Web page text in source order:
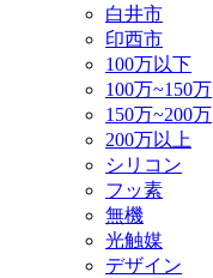
白井市
印西市
100万以下
100万~150万
150万~200万
200万以上
シリコン
フッ素
無機
光触媒
デザイン